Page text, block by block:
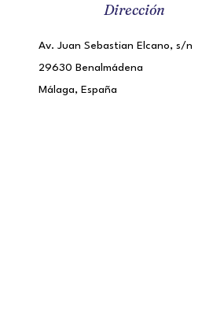
Dirección
Av. Juan Sebastian Elcano, s/n
29630 Benalmádena
Málaga, España